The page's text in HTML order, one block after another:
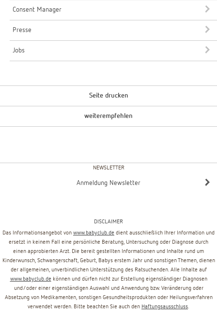
Consent Manager
Presse
Jobs
Seite drucken
weiterempfehlen
NEWSLETTER
Anmeldung Newsletter
DISCLAIMER
Das Informationsangebot von www.babyclub.de dient ausschließlich Ihrer Information und
ersetzt in keinem Fall eine persönliche Beratung, Untersuchung oder Diagnose durch
einen approbierten Arzt. Die bereit gestellten Informationen und Inhalte rund um
Kinderwunsch, Schwangerschaft, Geburt, Babys erstem Jahr und sonstigen Themen, dienen
der allgemeinen, unverbindlichen Unterstützung des Ratsuchenden. Alle Inhalte auf
www.babyclub.de können und dürfen nicht zur Erstellung eigenständiger Diagnosen
und/oder einer eigenständigen Auswahl und Anwendung bzw. Veränderung oder
Absetzung von Medikamenten, sonstigen Gesundheitsprodukten oder Heilungsverfahren
verwendet werden. Bitte beachten Sie auch den Haftungsausschluss.